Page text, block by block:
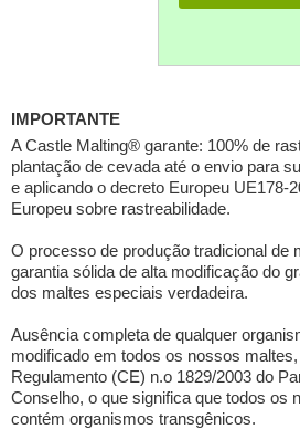
IMPORTANTE
A Castle Malting® garante: 100% de
plantação de cevada até o envio para
e aplicando o decreto Europeu UE178-
Europeu sobre rastreabilidade.
O processo de produção tradicional de
garantia sólida de alta modificação do
dos maltes especiais verdadeira.
Ausência completa de qualquer
modificado em todos os nossos
Regulamento (CE) n.o 1829/2003 do
Conselho, o que significa que todos os
contém organismos transgênicos.